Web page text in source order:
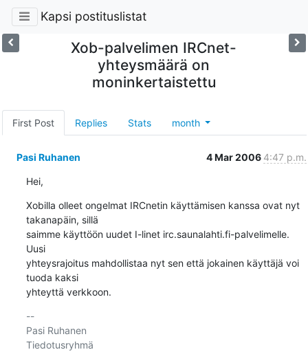
Kapsi postituslistat
Xob-palvelimen IRCnet-
yhteysmäärä on
moninkertaistettu
First Post Replies Stats month
Pasi Ruhanen 4 Mar 2006 4:47 p.m.
Hei,
Xobilla olleet ongelmat IRCnetin käyttämisen kanssa ovat nyt
takanapäin, sillä
saimme käyttöön uudet I-linet irc.saunalahti.fi-palvelimelle.
Uusi
yhteysrajoitus mahdollistaa nyt sen että jokainen käyttäjä voi
tuoda kaksi
yhteyttä verkkoon.
--
Pasi Ruhanen
Tiedotusryhmä